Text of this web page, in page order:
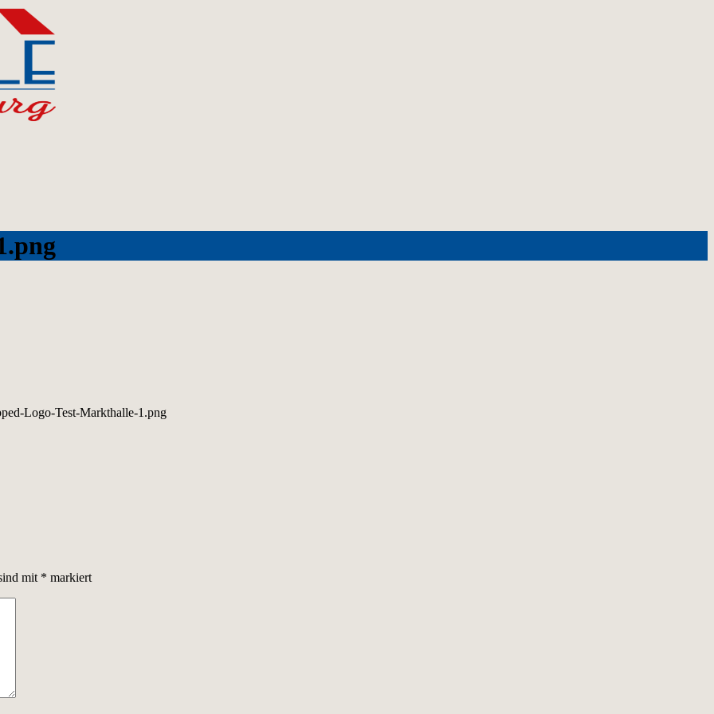
Logo-Test-Markthalle-1.png
mit * markiert